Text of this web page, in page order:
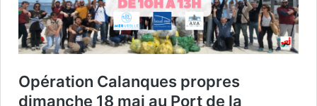
Opération Calanques propres
dimanche 18 mai au Port de la